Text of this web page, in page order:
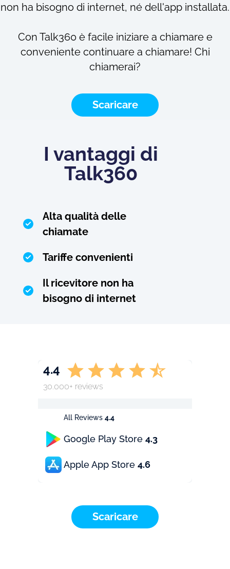
non ha bisogno di internet, né dell'app installata.
Con Talk360 è facile iniziare a chiamare e
conveniente continuare a chiamare! Chi
chiamerai?
Scaricare
I vantaggi di
Talk360
Alta qualità delle
chiamate
Tariffe convenienti
Il ricevitore non ha
bisogno di internet
All Reviews 4.4
Google Play Store 4.3
Apple App Store 4.6
4.4
30.000+ reviews
Scaricare